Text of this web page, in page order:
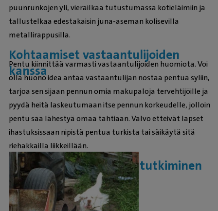
puunrunkojen yli, vierailkaa tutustumassa kotieläimiin ja
tallustelkaa edestakaisin juna-aseman kolisevilla
metallirappusilla.
Kohtaamiset vastaantulijoiden
kanssa
Pentu kiinnittää varmasti vastaantulijoiden huomiota. Voi
olla huono idea antaa vastaantulijan nostaa pentua syliin,
tarjoa sen sijaan pennun omia makupaloja tervehtijöille ja
pyydä heitä laskeutumaan itse pennun korkeudelle, jolloin
pentu saa lähestyä omaa tahtiaan. Valvo etteivät lapset
ihastuksissaan nipistä pentua turkista tai säikäytä sitä
riehakkailla liikkeillään.
Erilaisten ympäristöjen tutkiminen